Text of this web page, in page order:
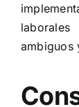
ambiguos